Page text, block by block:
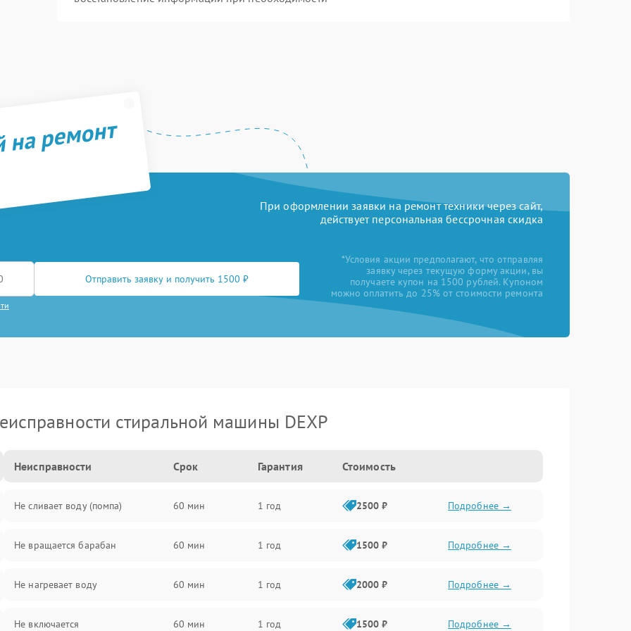
ремонт
При оформлении заявки на ремонт техники через сайт,
действует персональная бессрочная скидка
Отправить заявку и получить 1500 ₽
*Условия акции предполагают, что отправляя
заявку через текущую форму акции, вы
получаете купон на 1500 рублей. Купоном
можно оплатить до 25% от стоимости ремонта
стиральной машины DEXP
Неисправности Срок Гарантия Стоимость
Не сливает воду (помпа) 60 мин 1 год 2500 ₽ Подробнее →
Не вращается барабан 60 мин 1 год 1500 ₽ Подробнее →
Не нагревает воду 60 мин 1 год 2000 ₽ Подробнее →
Не включается 60 мин 1 год 1500 ₽ Подробнее →